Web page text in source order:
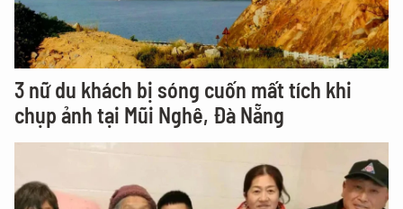
3 nữ du khách bị sóng cuốn mất tích khi
chụp ảnh tại Mũi Nghê, Đà Nẵng